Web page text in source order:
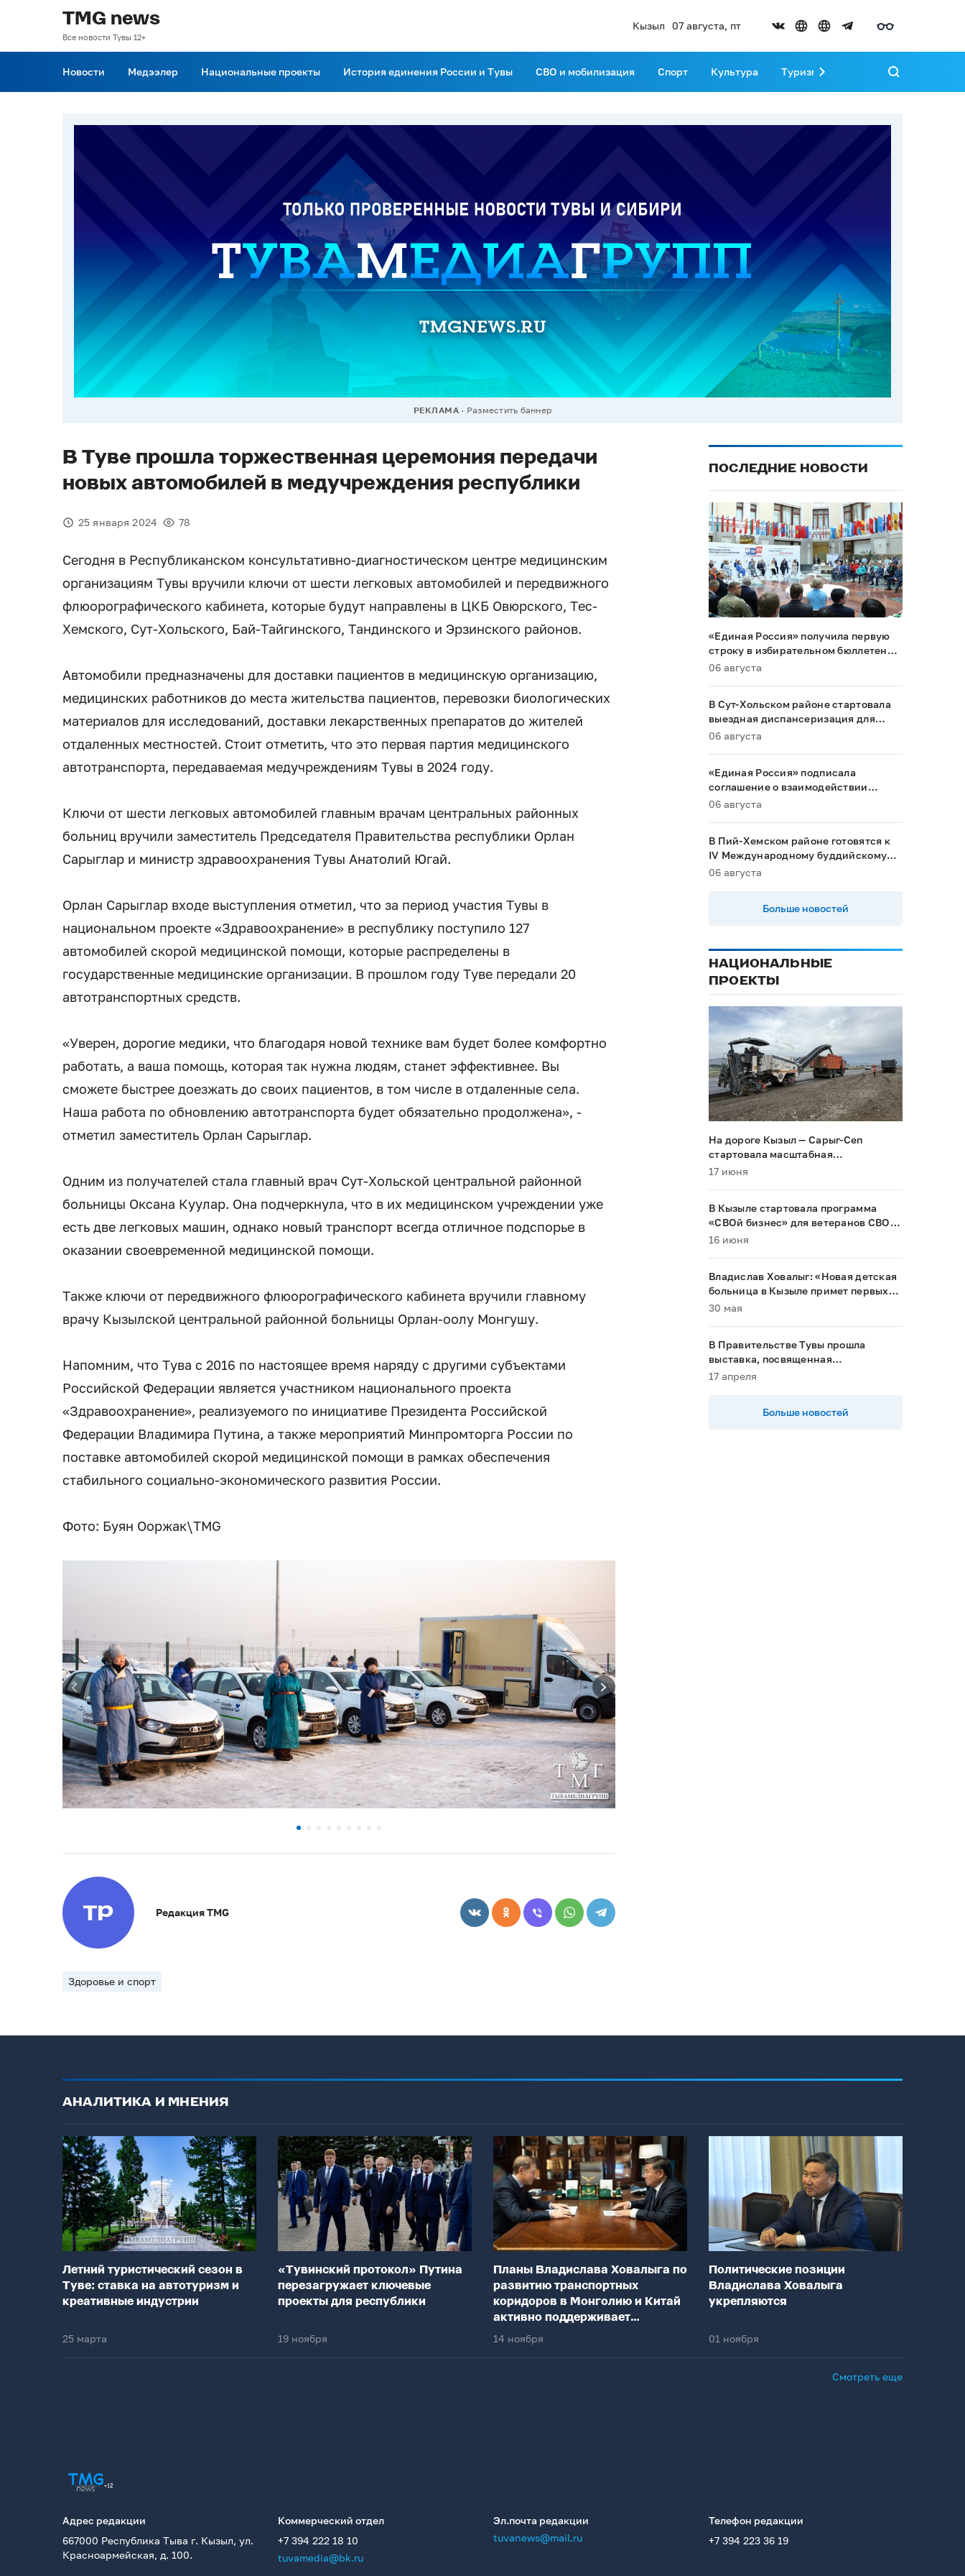
TMG news
Все новости Тувы 12+
Кызыл 07 августа, пт
Новости Медээлер Национальные проекты История единения России и Тувы СВО и мобилизация Спорт Культура Туризм Развитие Тувы
РЕКЛАМА Разместить баннер
В Туве прошла торжественная церемония передачи
новых автомобилей в медучреждения республики
25 января 2024 78
Сегодня в Республиканском консультативно-диагностическом центре медицинским
организациям Тувы вручили ключи от шести легковых автомобилей и передвижного
флюорографического кабинета, которые будут направлены в ЦКБ Овюрского, Тес-
Хемского, Сут-Хольского, Бай-Тайгинского, Тандинского и Эрзинского районов.
Автомобили предназначены для доставки пациентов в медицинскую организацию,
медицинских работников до места жительства пациентов, перевозки биологических
материалов для исследований, доставки лекарственных препаратов до жителей
отдаленных местностей. Стоит отметить, что это первая партия медицинского
автотранспорта, передаваемая медучреждениям Тувы в 2024 году.
Ключи от шести легковых автомобилей главным врачам центральных районных
больниц вручили заместитель Председателя Правительства республики Орлан
Сарыглар и министр здравоохранения Тувы Анатолий Югай.
Орлан Сарыглар входе выступления отметил, что за период участия Тувы в
национальном проекте «Здравоохранение» в республику поступило 127
автомобилей скорой медицинской помощи, которые распределены в
государственные медицинские организации. В прошлом году Туве передали 20
автотранспортных средств.
«Уверен, дорогие медики, что благодаря новой технике вам будет более комфортно
работать, а ваша помощь, которая так нужна людям, станет эффективнее. Вы
сможете быстрее доезжать до своих пациентов, в том числе в отдаленные села.
Наша работа по обновлению автотранспорта будет обязательно продолжена», -
отметил заместитель Орлан Сарыглар.
Одним из получателей стала главный врач Сут-Хольской центральной районной
больницы Оксана Куулар. Она подчеркнула, что в их медицинском учреждении уже
есть две легковых машин, однако новый транспорт всегда отличное подспорье в
оказании своевременной медицинской помощи.
Также ключи от передвижного флюорографического кабинета вручили главному
врачу Кызылской центральной районной больницы Орлан-оолу Монгушу.
Напомним, что Тува с 2016 по настоящее время наряду с другими субъектами
Российской Федерации является участником национального проекта
«Здравоохранение», реализуемого по инициативе Президента Российской
Федерации Владимира Путина, а также мероприятий Минпромторга России по
поставке автомобилей скорой медицинской помощи в рамках обеспечения
стабильного социально-экономического развития России.
Фото: Буян Ооржак\TMG
Редакция TMG
Здоровье и спорт
ПОСЛЕДНИЕ НОВОСТИ
«Единая Россия» получила первую
строку в избирательном бюллетене
на выборах в Госдуму
06 августа
В Сут-Хольском районе стартовала
выездная диспансеризация для
маломобильных граждан
06 августа
«Единая Россия» подписала
соглашение о взаимодействии
между Общественной палатой РФ и
06 августа
В Пий-Хемском районе готовятся к
IV Международному буддийскому
форуму
06 августа
Больше новостей
НАЦИОНАЛЬНЫЕ
ПРОЕКТЫ
На дороге Кызыл — Сарыг-Сеп
стартовала масштабная
реконструкция
17 июня
В Кызыле стартовала программа
«СВОй бизнес» для ветеранов СВО и
их семей
16 июня
Владислав Ховалыг: «Новая детская
больница в Кызыле примет первых
пациентов в 2028 году»
30 мая
В Правительстве Тувы прошла
выставка, посвященная
национальным проектам
17 апреля
Больше новостей
АНАЛИТИКА И МНЕНИЯ
Летний туристический сезон в
Туве: ставка на автотуризм и
креативные индустрии
25 марта
«Тувинский протокол» Путина
перезагружает ключевые
проекты для республики
19 ноября
Планы Владислава Ховалыга по
развитию транспортных
коридоров в Монголию и Китай
активно поддерживает
федеральный центр
14 ноября
Политические позиции
Владислава Ховалыга
укрепляются
01 ноября
Смотреть еще
Адрес редакции
667000 Республика Тыва г. Кызыл, ул.
Красноармейская, д. 100.
Коммерческий отдел
+7 394 222 18 10
tuvamedia@bk.ru
Эл.почта редакции
tuvanews@mail.ru
Телефон редакции
+7 394 223 36 19